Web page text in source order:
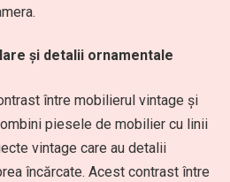
și detalii ornamentale
între mobilierul vintage și
piesele de mobilier cu linii
vintage care au detalii
încărcate. Acest contrast între